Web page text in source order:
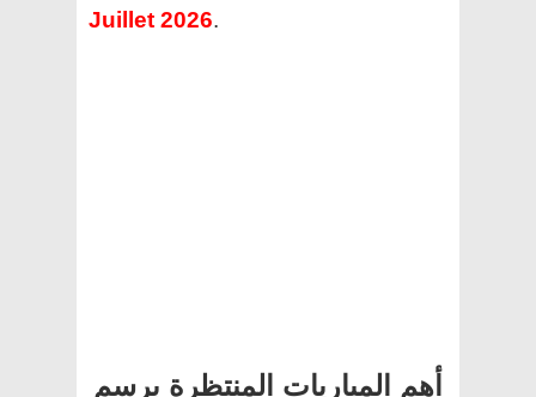
Juillet 2026.
أهم المباريات المنتظرة برسم